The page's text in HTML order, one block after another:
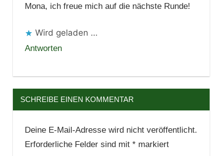
Mona, ich freue mich auf die nächste Runde!
Wird geladen …
Antworten
SCHREIBE EINEN KOMMENTAR
Deine E-Mail-Adresse wird nicht veröffentlicht.
Erforderliche Felder sind mit *markiert